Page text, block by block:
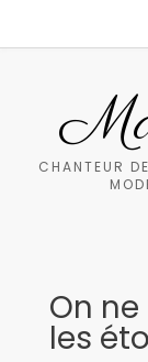
CHANTEUR
On
les